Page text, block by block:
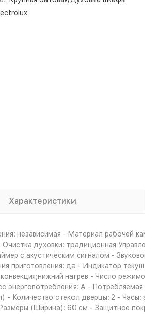
Характеристики
независимая - Материал рабочей
духовки: традиционная
с акустическим сигналом -
да - Индикатор
нагрев - Число
A -
стекол дверцы: 2 - Часы:
(Ширина): 60 см - Защитное